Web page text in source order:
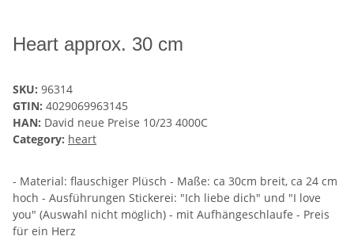
Heart approx. 30 cm
SKU: 96314
GTIN: 4029069963145
HAN: David neue Preise 10/23 4000C
Category: heart
- Material: flauschiger Plüsch - Maße: ca 30cm breit, ca 24 cm
hoch - Ausführungen Stickerei: "Ich liebe dich" und "I love
you" (Auswahl nicht möglich) - mit Aufhängeschlaufe - Preis
für ein Herz